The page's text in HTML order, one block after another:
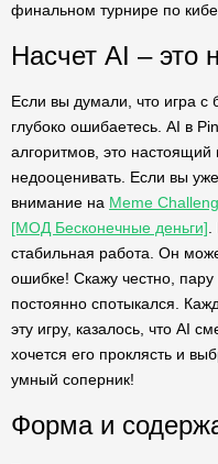
финальном турнире по
Насчет AI – это
Если вы думали, что игра с
глубоко ошибаетесь. AI в
алгоритмов, это настоящий
недооценивать. Если вы
внимание на Meme
[МОД Бесконечные деньги]
стабильная работа. Он
ошибке! Скажу честно,
постоянно спотыкался.
эту игру, казалось, что AI
хочется его проклясть и
умный соперник!
Форма и